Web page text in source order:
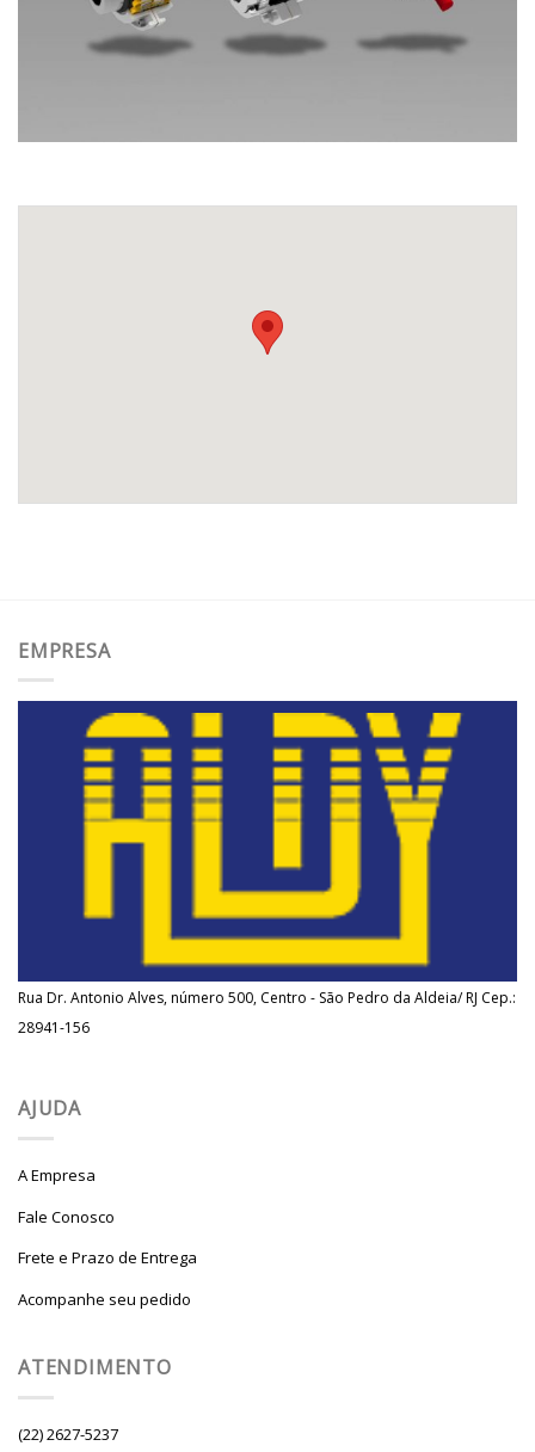
EMPRESA
Rua Dr. Antonio Alves, número 500, Centro - São Pedro da Aldeia/ RJ Cep.:
28941-156
AJUDA
A Empresa
Fale Conosco
Frete e Prazo de Entrega
Acompanhe seu pedido
ATENDIMENTO
(22) 2627-5237